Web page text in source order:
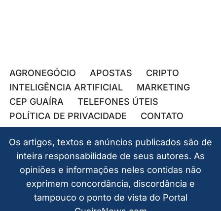
AGRONEGÓCIO APOSTAS
CRIPTO
INTELIGÊNCIA ARTIFICIAL
MARKETING
CEP GUAÍRA
TELEFONES ÚTEIS
POLÍTICA DE PRIVACIDADE
CONTATO
Os artigos, textos e anúncios publicados são de
inteira responsabilidade de seus autores. As
opiniões e informações neles contidas não
exprimem concordância, discordância e
tampouco o ponto de vista do Portal